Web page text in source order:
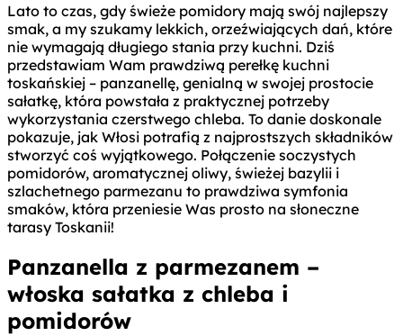
Lato to czas, gdy świeże pomidory mają swój najlepszy
smak, a my szukamy lekkich, orzeźwiających dań, które
nie wymagają długiego stania przy kuchni. Dziś
przedstawiam Wam prawdziwą perełkę kuchni
toskańskiej – panzanellę, genialną w swojej prostocie
sałatkę, która powstała z praktycznej potrzeby
wykorzystania czerstwego chleba. To danie doskonale
pokazuje, jak Włosi potrafią z najprostszych składników
stworzyć coś wyjątkowego. Połączenie soczystych
pomidorów, aromatycznej oliwy, świeżej bazylii i
szlachetnego parmezanu to prawdziwa symfonia
smaków, która przeniesie Was prosto na słoneczne
tarasy Toskanii!
Panzanella z parmezanem –
włoska sałatka z chleba i
pomidorów